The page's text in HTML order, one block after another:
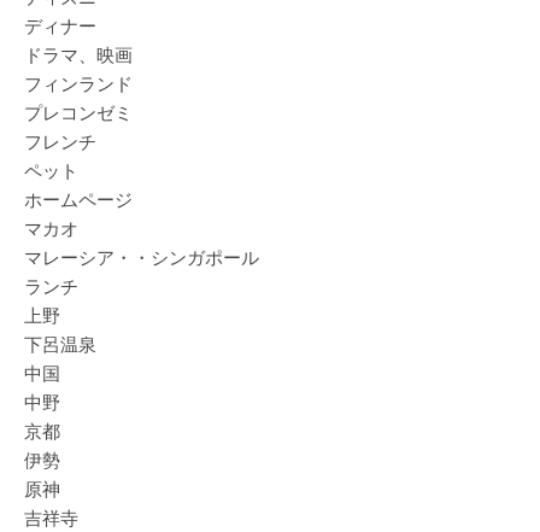
ディナー
ドラマ、映画
フィンランド
プレコンゼミ
フレンチ
ペット
ホームページ
マカオ
マレーシア・・シンガポール
ランチ
上野
下呂温泉
中国
中野
京都
伊勢
原神
吉祥寺